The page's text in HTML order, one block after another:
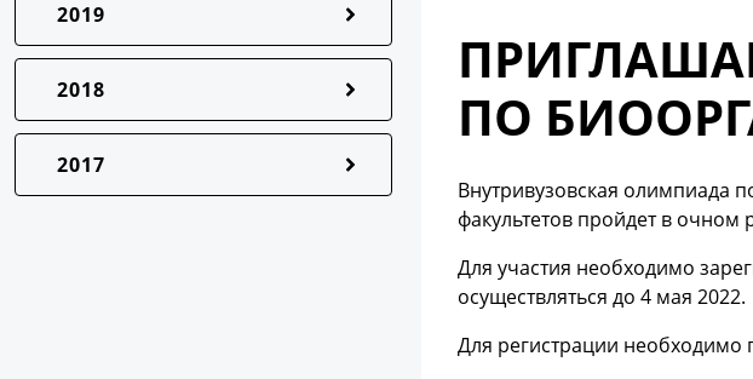
2019
2018
2017
ПО
Внутривузовская олимпиада
факультетов пройдет в очном
Для участия необходимо
осуществляться до 4 мая 2022.
Для регистрации необходимо